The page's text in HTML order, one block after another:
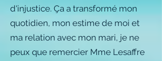
d'injustice. Ça a transformé mon
quotidien, mon estime de moi et
ma relation avec mon mari, je ne
peux que remercier Mme Lesaffre